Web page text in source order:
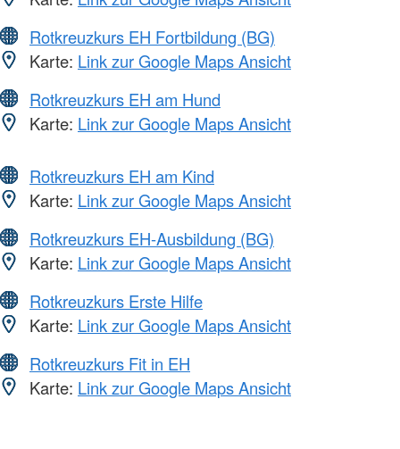
Rotkreuzkurs EH Fortbildung (BG)
Karte: Link zur Google Maps Ansicht
Rotkreuzkurs EH am Hund
Karte: Link zur Google Maps Ansicht
Rotkreuzkurs EH am Kind
Karte: Link zur Google Maps Ansicht
Rotkreuzkurs EH-Ausbildung (BG)
Karte: Link zur Google Maps Ansicht
Rotkreuzkurs Erste Hilfe
Karte: Link zur Google Maps Ansicht
Rotkreuzkurs Fit in EH
Karte: Link zur Google Maps Ansicht